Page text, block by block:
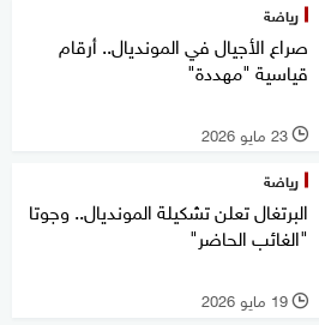
رياضة
صراع الأجيال في المونديال.. أرقام
قياسية "مهددة"
l 23 مايو 2026
رياضة
البرتغال تعلن تشكيلة المونديال.. وجوتا
"الغائب الحاضر"
l 19 مايو 2026